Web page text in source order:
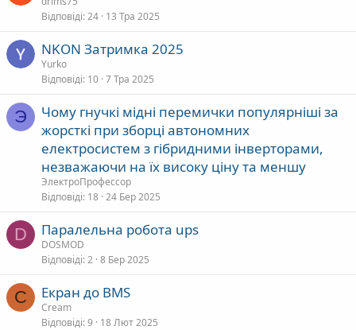
Відповіді 24 13 Тра 2025
NKON Затримка 2025
Yurko
Відповіді 10 7 Тра 2025
Э
Чому гнучкі мідні перемички популярніші за
жорсткі при зборці автономних
електросистем з гібридними інверторами,
незважаючи на їх високу ціну та меншу
ЭлектроПрофессор
Відповіді 18 24 Бер 2025
D Паралельна робота ups
DOSMOD
Відповіді 2 8 Бер 2025
C Екран до BMS
Cream
Відповіді 9 18 Лют 2025